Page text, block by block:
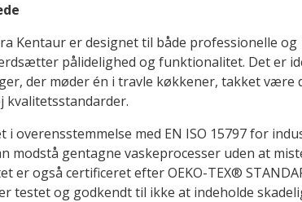
Kentaur er designet til både professionelle og
pålidelighed og funktionalitet. Det er
der møder én i travle køkkener, takket være
kvalitetsstandarder.
overensstemmelse med EN ISO 15797 for
modstå gentagne vaskeprocesser uden at
er også certificeret efter OEKO-TEX®
testet og godkendt til ikke at indeholde